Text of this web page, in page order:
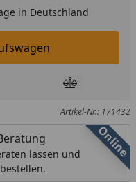
in Deutschland
Einkaufswagen legen
hinzufügenProdukt
Artikel-Nr.: 171432
Online
lassen und